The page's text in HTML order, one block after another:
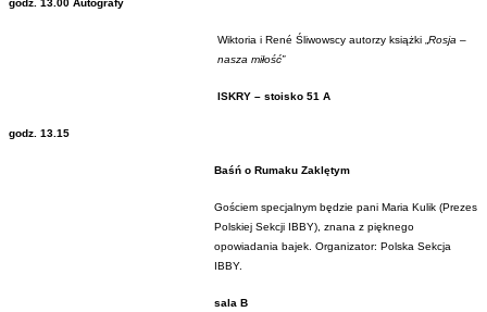
godz. 13.00 Autografy
Wiktoria i René Śliwowscy autorzy książki „ Rosja –
nasza miłość”
ISKRY – stoisko 51 A
godz. 13.15
Baśń o Rumaku Zaklętym
Gościem specjalnym będzie pani Maria Kulik (Prezes
Polskiej Sekcji IBBY), znana z pięknego
opowiadania bajek. Organizator: Polska Sekcja
IBBY.
sala B